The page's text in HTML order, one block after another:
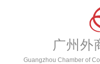
广州外
Guangzhou Chamber of